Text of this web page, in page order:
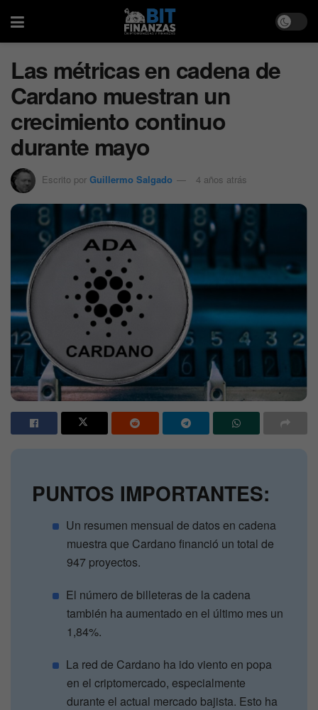
Las métricas en cadena de
Cardano muestran un
crecimiento continuo
durante mayo
Escrito por Guillermo Salgado 4 años atrás
PUNTOS IMPORTANTES:
Un resumen mensual de datos en cadena
muestra que Cardano financió un total de
947 proyectos.
El número de billeteras de la cadena
también ha aumentado en el último mes un
1,84%.
La red de Cardano ha ido viento en popa
en el criptomercado, especialmente
durante el actual mercado bajista. Esto ha